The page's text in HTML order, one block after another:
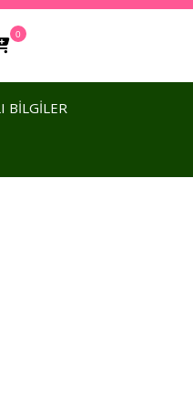
0
BİLGİLER